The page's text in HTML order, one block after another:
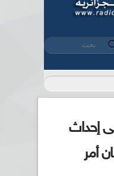
البحث ‏بحث ‏
إحداث
أمر